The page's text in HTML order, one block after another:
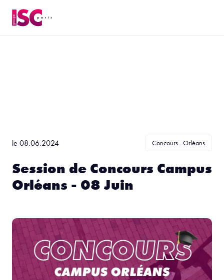
le 08.06.2024 Concours - Orléans
Session de Concours Campus
Orléans - 08 Juin